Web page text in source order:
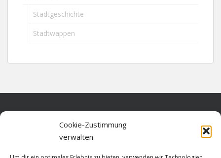
Cookie-Zustimmung
verwalten
Stadtgeschichte
Stadtwappen